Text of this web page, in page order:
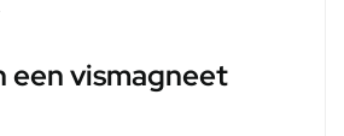
een vismagneet